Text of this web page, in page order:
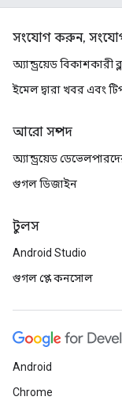
সংযোগ করুন,
অ্যান্ড্রয়েড বিকাশকারী
ইমেল দ্বারা খবর এবং
আরো সম্পদ
অ্যান্ড্রয়েড
গুগল ডিজাইন
টুলস
Android Studio
গুগল প্লে কনসোল
Android
Chrome